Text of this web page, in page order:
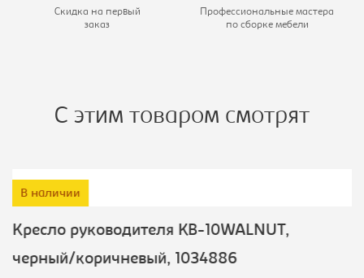
Скидка на первый
заказ
Профессиональные мастера
по сборке мебели
С этим товаром смотрят
В наличии
Кресло руководителя KB-10WALNUT,
черный/коричневый, 1034886